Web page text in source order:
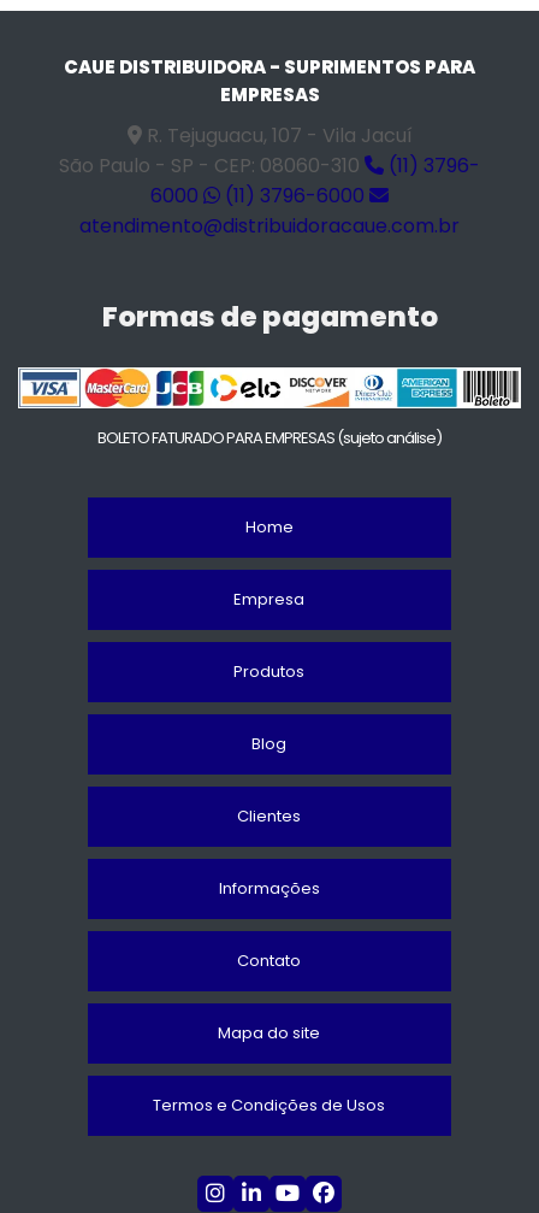
CAUE DISTRIBUIDORA - SUPRIMENTOS PARA
EMPRESAS
R. Tejuguacu, 107 - Vila Jacuí
São Paulo - SP - CEP: 08060-310
(11) 3796-
6000
(11) 3796-6000
atendimento@distribuidoracaue.com.br
Formas de pagamento
BOLETO FATURADO PARA EMPRESAS(sujeto análise)
Home
Empresa
Produtos
Blog
Clientes
Informações
Contato
Mapa do site
Termos e Condições de Usos